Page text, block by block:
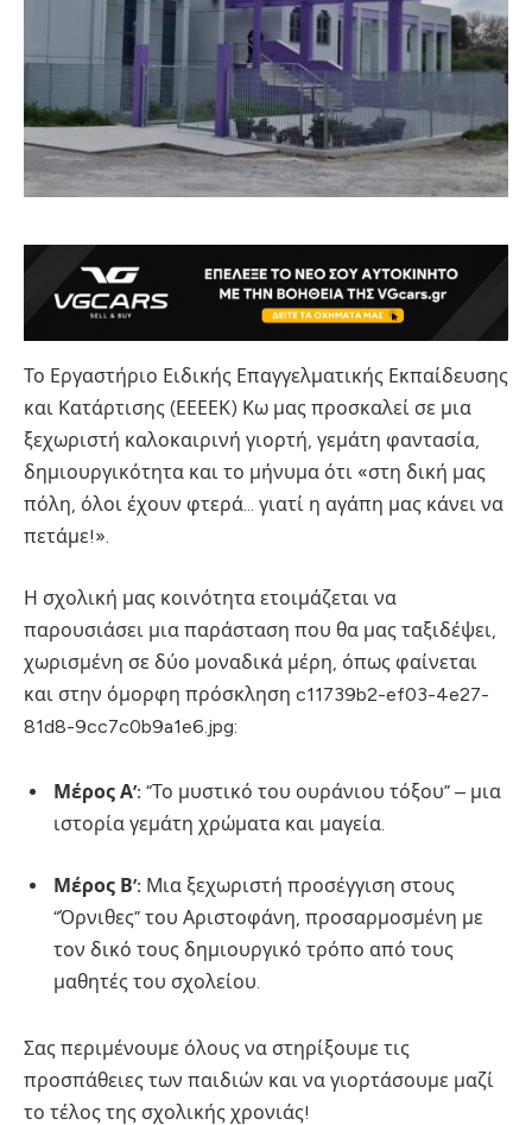
Το Εργαστήριο Ειδικής Επαγγελματικής Εκπαίδευσης
και Κατάρτισης (ΕΕΕΕΚ) Κω μας προσκαλεί σε μια
ξεχωριστή καλοκαιρινή γιορτή, γεμάτη φαντασία,
δημιουργικότητα και το μήνυμα ότι «στη δική μας
πόλη, όλοι έχουν φτερά… γιατί η αγάπη μας κάνει να
πετάμε!».
Η σχολική μας κοινότητα ετοιμάζεται να
παρουσιάσει μια παράσταση που θα μας ταξιδέψει,
χωρισμένη σε δύο μοναδικά μέρη, όπως φαίνεται
και στην όμορφη πρόσκληση c11739b2-ef03-4e27-
81d8-9cc7c0b9a1e6.jpg:
Μέρος Α’: “Το μυστικό του ουράνιου τόξου” – μια
ιστορία γεμάτη χρώματα και μαγεία.
Μέρος Β’: Μια ξεχωριστή προσέγγιση στους
“Όρνιθες” του Αριστοφάνη, προσαρμοσμένη με
τον δικό τους δημιουργικό τρόπο από τους
μαθητές του σχολείου.
Σας περιμένουμε όλους να στηρίξουμε τις
προσπάθειες των παιδιών και να γιορτάσουμε μαζί
το τέλος της σχολικής χρονιάς!